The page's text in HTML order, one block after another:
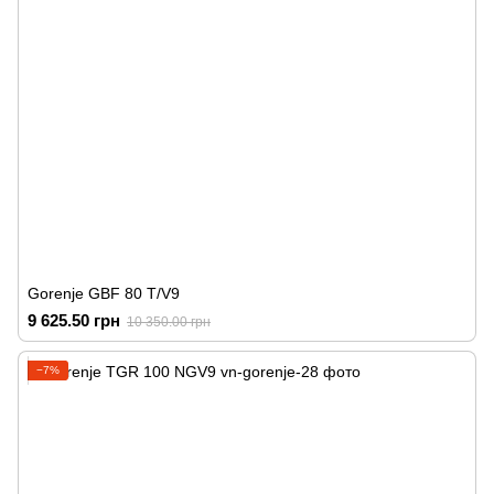
Gorenje GBF 80 T/V9
9 625.50 грн 10 350.00 грн
−7%